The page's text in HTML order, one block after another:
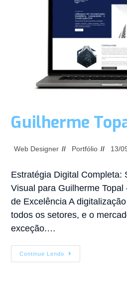
Guilherme
Web Designer Portfólio 13/
Estratégia Digital Completa:
Visual para Guilherme
de Excelência A
todos os setores, e o
exceção.…
Continue Lendo